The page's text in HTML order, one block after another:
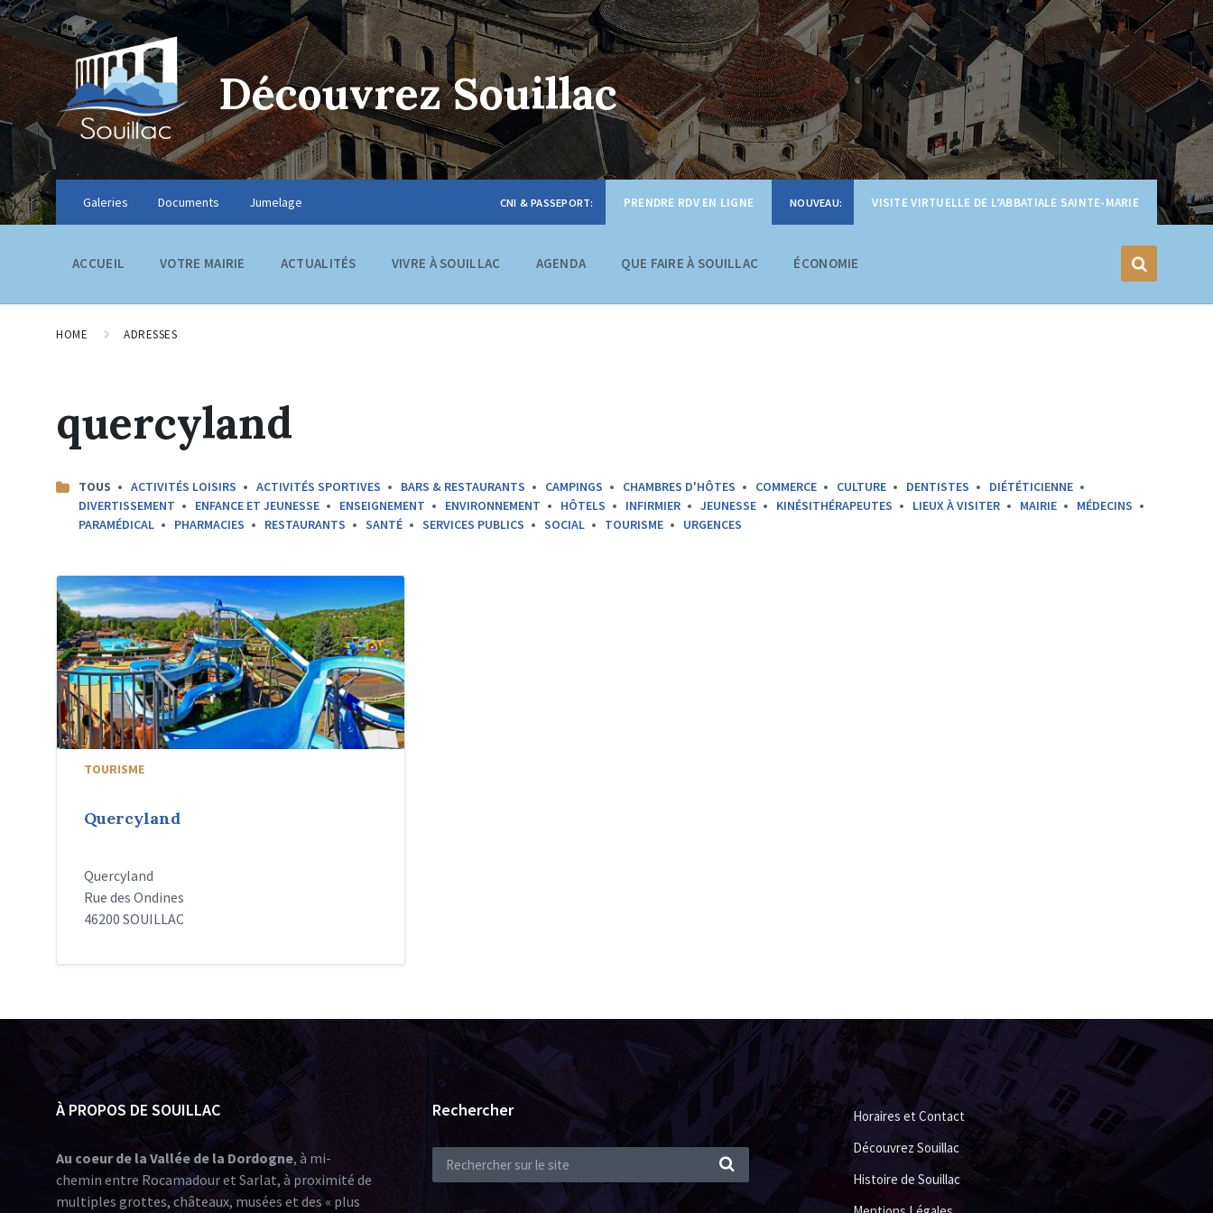
Découvrez Souillac
Galeries Documents Jumelage VISITE VIRTUELLE DE L’ABBATIALE SAINTE-MARIE
PRENDRE RDV EN LIGNE
ACCUEIL VOTRE MAIRIE ACTUALITÉS VIVRE À SOUILLAC AGENDA QUE FAIRE À SOUILLAC ÉCONOMIE
HOME ADRESSES
quercyland
CATEGORIES:
TOUS ACTIVITÉS LOISIRS ACTIVITÉS SPORTIVES BARS & RESTAURANTS CAMPINGS CHAMBRES D'HÔTES COMMERCE CULTURE DENTISTES
DIÉTÉTICIENNE
DIVERTISSEMENT
ENFANCE ET JEUNESSE ENSEIGNEMENT ENVIRONNEMENT HÔTELS INFIRMIER JEUNESSE KINÉSITHÉRAPEUTES LIEUX À VISITER MAIRIE
MÉDECINS
PARAMÉDICAL
PHARMACIES RESTAURANTS SANTÉ SERVICES PUBLICS SOCIAL TOURISME URGENCES
TOURISME
Quercyland
Quercyland
Rue des Ondines
46200 SOUILLAC
À PROPOS DE SOUILLAC
Au coeur de la Vallée de la Dordogne, à mi-
chemin entre Rocamadour et Sarlat, à proximité de
multiples grottes, châteaux, musées et des « plus
Rechercher
Horaires et Contact
Découvrez Souillac
Histoire de Souillac